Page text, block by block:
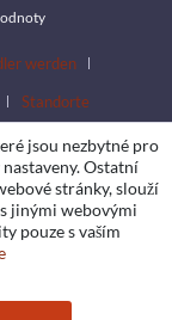
werden
Standorte
jsou nezbytné pro
Ostatní
stránky, slouží
jinými webovými
pouze s vaším